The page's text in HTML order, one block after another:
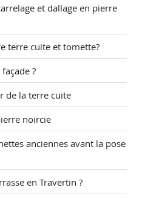
et dallage en pierre
terre cuite et tomette?
?
de la terre cuite
noircie
anciennes avant la pose
en Travertin ?